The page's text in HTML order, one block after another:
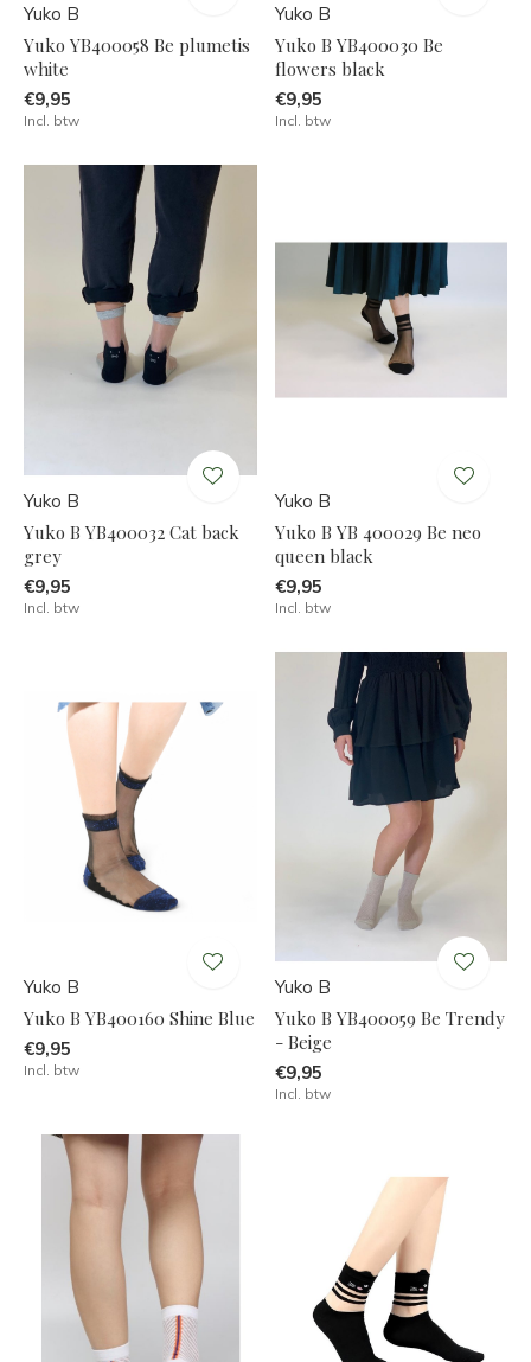
Yuko B
Yuko YB400058 Be plumetis
white
€9,95
Incl. btw
Yuko B
Yuko B YB400030 Be
flowers black
€9,95
Incl. btw
Yuko B
Yuko B YB400032 Cat back
grey
€9,95
Incl. btw
Yuko B
Yuko B YB 400029 Be neo
queen black
€9,95
Incl. btw
Yuko B
Yuko B YB400160 Shine Blue
€9,95
Incl. btw
Yuko B
Yuko B YB400059 Be Trendy
- Beige
€9,95
Incl. btw